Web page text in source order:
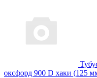
оксфорд 900 D хаки (125